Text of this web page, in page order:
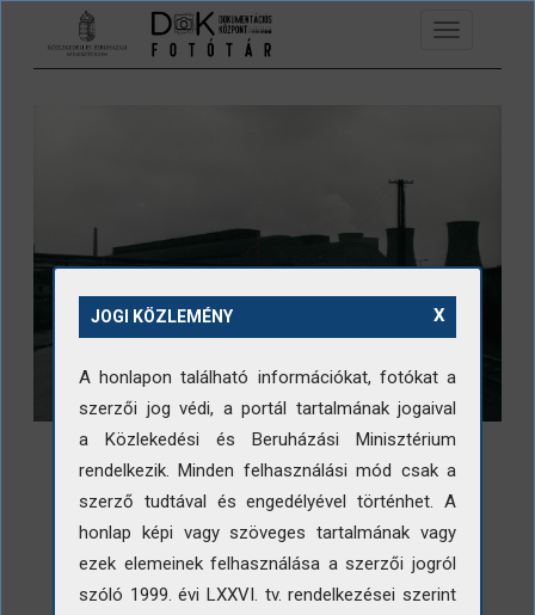
Ugrás a tartalomra
Toggle
navigation
LETÖLTÉS
X
JOGI KÖZLEMÉNY
A honlapon található információkat, fotókat a
szerzői jog védi, a portál tartalmának jogaival
a Közlekedési és Beruházási Minisztérium
rendelkezik. Minden felhasználási mód csak a
szerző tudtával és engedélyével történhet. A
honlap képi vagy szöveges tartalmának vagy
ezek elemeinek felhasználása a szerzői jogról
szóló 1999. évi LXXVI. tv. rendelkezései szerint